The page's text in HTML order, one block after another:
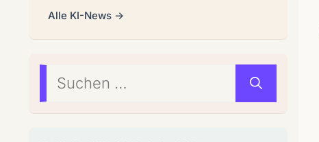
Alle KI-News →
Suchen
nach: